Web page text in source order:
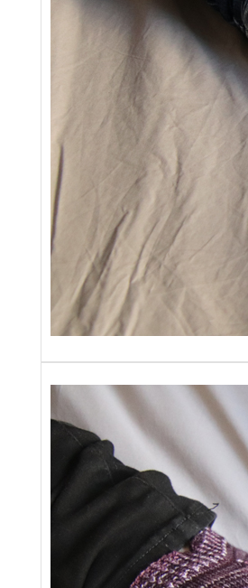
power socks
Ce patron a été
initialement créé pour
membres de…